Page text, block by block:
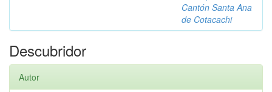
Cantón Santa Ana
de Cotacachi
Descubridor
Autor